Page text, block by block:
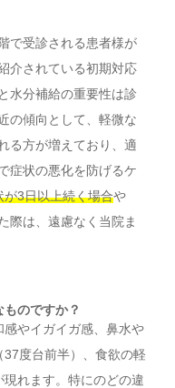
で受診される患者様が
介されている初期対応
水分補給の重要性は診
の傾向として、軽微な
る方が増えており、適
症状の悪化を防げるケ
が3日以上続く場合や
際は、遠慮なく当院ま
のですか？
やイガイガ感、鼻水や
度台前半）、食欲の軽
れます。特にのどの違